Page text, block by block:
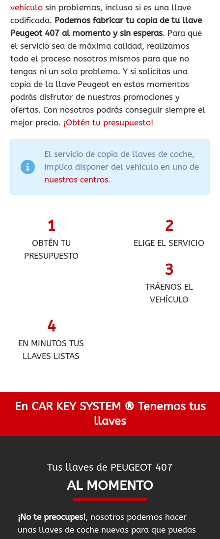
vehículo sin problemas, incluso si es una llave
codificada. Podemos fabricar tu copia de tu llave
Peugeot 407 al momento y sin esperas. Para que
el servicio sea de máxima calidad, realizamos
todo el proceso nosotros mismos para que no
tengas ni un solo problema. Y si solicitas una
copia de la llave Peugeot en estos momentos
podrás disfrutar de nuestras promociones y
ofertas. Con nosotros podrás conseguir siempre el
mejor precio. ¡Obtén tu presupuesto!
El servicio de copia de llaves de coche,
implica disponer del vehículo en uno de
nuestros centros.
1
OBTÉN TU
PRESUPUESTO
2
ELIGE EL SERVICIO
3
TRÁENOS EL
VEHÍCULO
4
EN MINUTOS TUS
LLAVES LISTAS
En CAR KEY SYSTEM ® Tenemos tus
llaves
Tus llaves de PEUGEOT 407
AL MOMENTO
¡No te preocupes!, nosotros podemos hacer
unas llaves de coche nuevas para que puedas